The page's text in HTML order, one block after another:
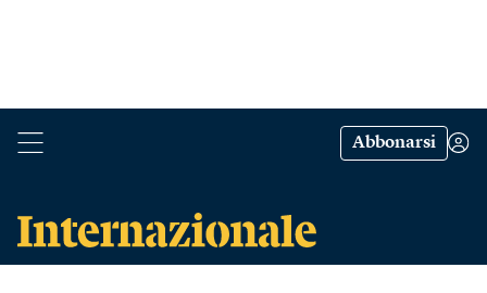
Abbonarsi